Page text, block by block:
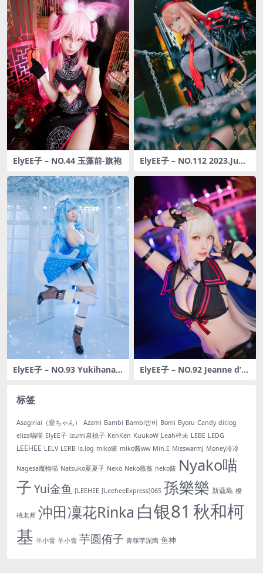
ElyEE子 – NO.44 玉藻前-旗袍
ElyEE子 – NO.112 2023.June
ElyEE子 – NO.93 Yukihana L
ElyEE子 – NO.92 Jeanne d’Ar
标签
Asagiriai（愛ちゃん） Azami Bambi Bambi밤비 Bomi Byoru Candy dir.log
eliza喵喵 ElyEE子 izumi泉桃子 KenKen KuukoW Leah梓未 LEBE LEDG
LEEHEE LELV LERB ls.log miko酱 miko酱ww Min.E MisswarmJ Money冷冷
Nagesa魔物喵 Natsuko夏夏子 Neko Neko薇薇 neko酱 Nyako喵
子Yui金鱼 [LEEHEE [LeeheeExpress]065 孫樂樂 新蔻島 樱
桃老师 沖田凜花Rinka 白银81 秋和柯
基 羊小雪 羊小雪 芋圆侑子 青稞芋泥陶 鱼神